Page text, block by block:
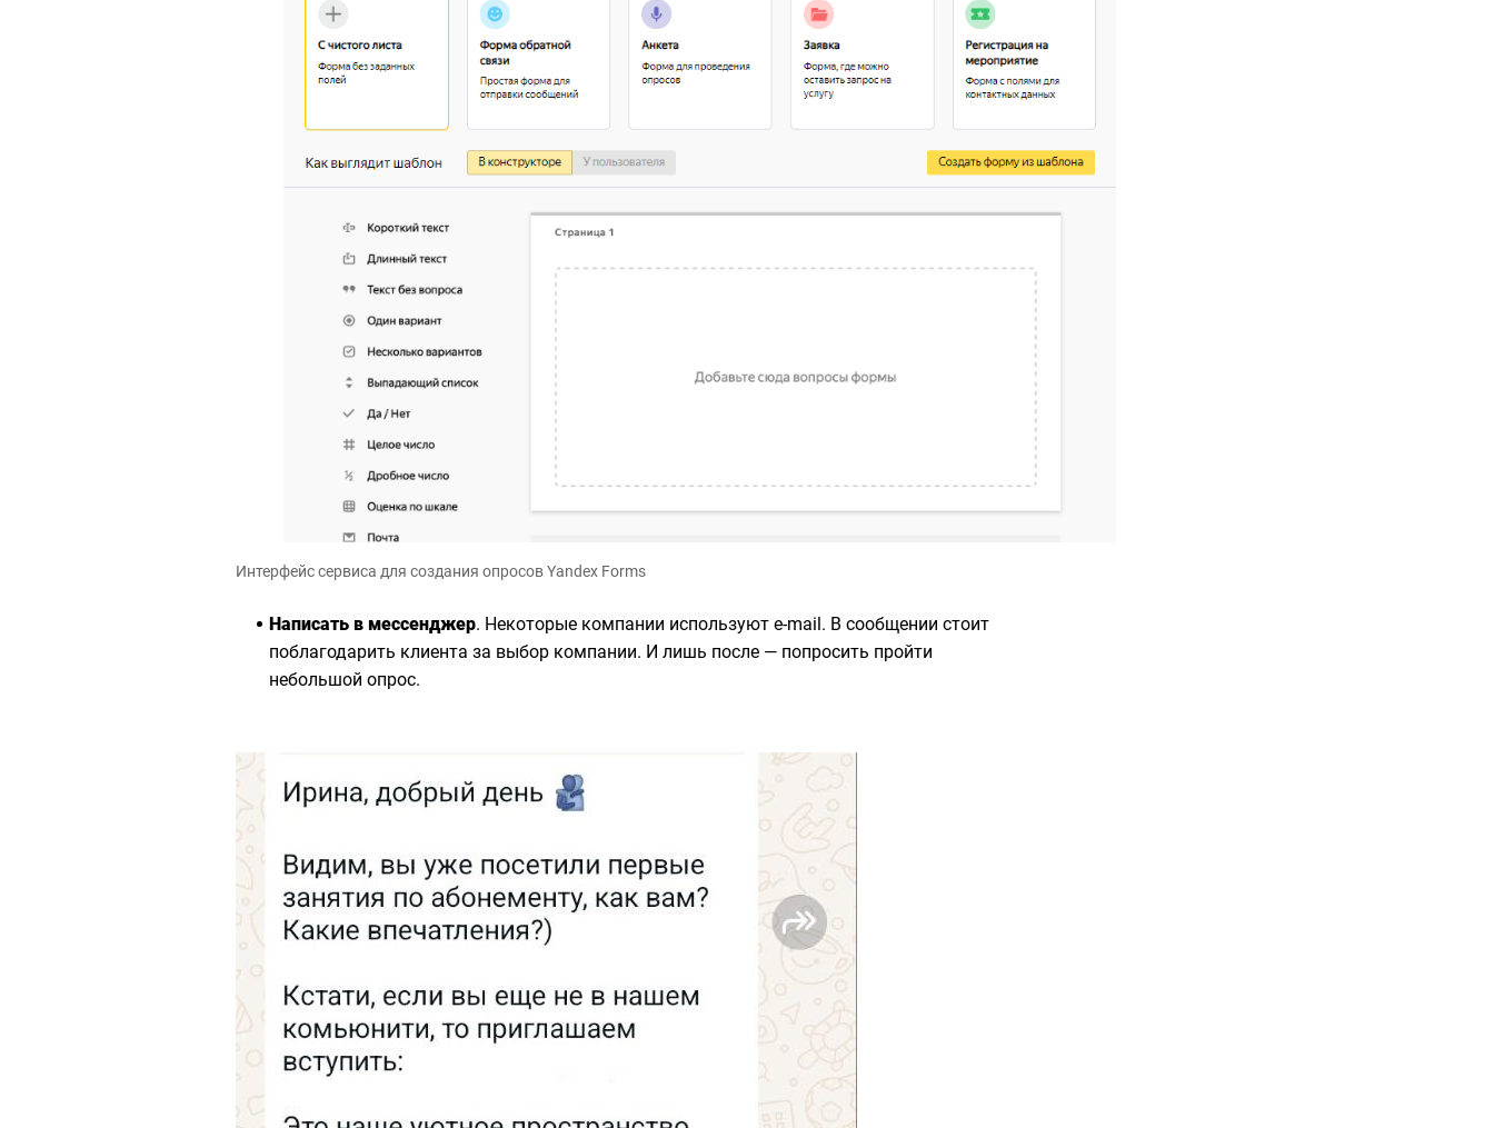
Интерфейс сервиса для создания опросов Yandex Forms
Написать в мессенджер. Некоторые компании используют e-mail. В сообщении стоит
поблагодарить клиента за выбор компании. И лишь после — попросить пройти
небольшой опрос.